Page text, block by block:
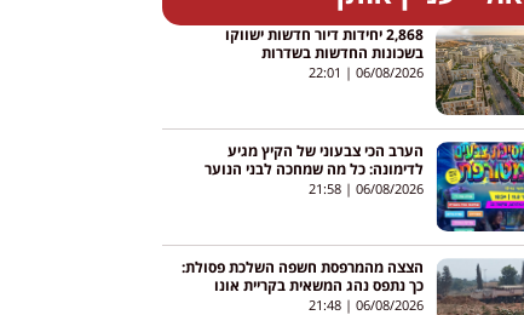
2,868 יחידות דיור חדשות ישווקו
בשכונות החדשות בשדרות
06/08/2026
הערב הכי צבעוני של הקיץ מגיע
לדימונה: כל מה שמחכה לבני הנוער
06/08/2026
21:58
הצצה מהמרפסת חשפה השלכת פסולת:
כך נתפס נהג המשאית בקריית אונו
06/08/2026
21:48